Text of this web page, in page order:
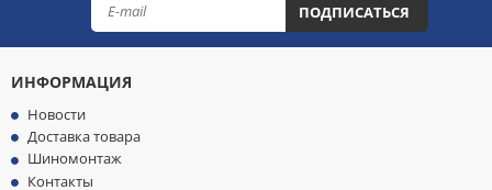
ПОДПИСАТЬСЯ
ИНФОРМАЦИЯ
Новости
Доставка товара
Шиномонтаж
Контакты